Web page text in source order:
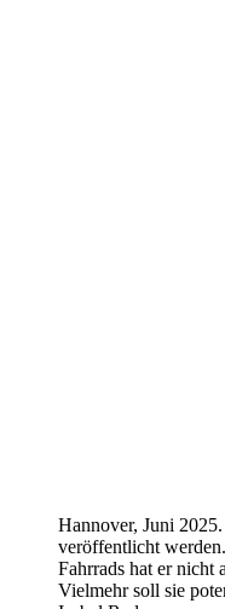
Hannover, Juni
veröffentlicht
Fahrrads hat er nicht
Vielmehr soll sie